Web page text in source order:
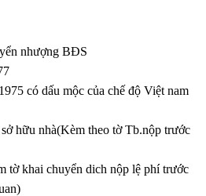
nhượng BĐS
có dấu mộc của chế độ Việt nam
hữu nhà(Kèm theo tờ Tb.nộp trước
tờ khai chuyển dich nộp lệ phí trước